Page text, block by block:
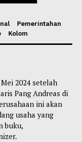
Pemerintahan
Kolom
2024 setelah
Pang Andreas di
ini akan
usaha yang
buku,